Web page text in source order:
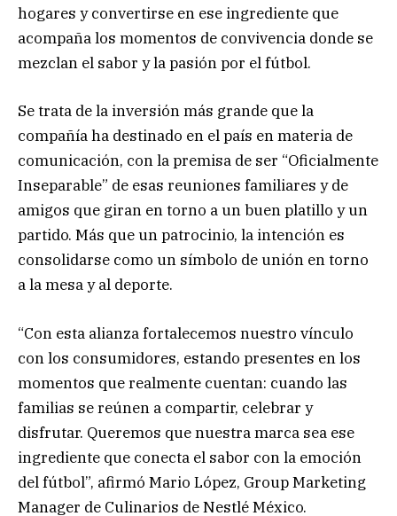
hogares y convertirse en ese ingrediente que
acompaña los momentos de convivencia donde se
mezclan el sabor y la pasión por el fútbol.
Se trata de la inversión más grande que la
compañía ha destinado en el país en materia de
comunicación, con la premisa de ser “Oficialmente
Inseparable” de esas reuniones familiares y de
amigos que giran en torno a un buen platillo y un
partido. Más que un patrocinio, la intención es
consolidarse como un símbolo de unión en torno
a la mesa y al deporte.
“Con esta alianza fortalecemos nuestro vínculo
con los consumidores, estando presentes en los
momentos que realmente cuentan: cuando las
familias se reúnen a compartir, celebrar y
disfrutar. Queremos que nuestra marca sea ese
ingrediente que conecta el sabor con la emoción
del fútbol”, afirmó Mario López, Group Marketing
Manager de Culinarios de Nestlé México.